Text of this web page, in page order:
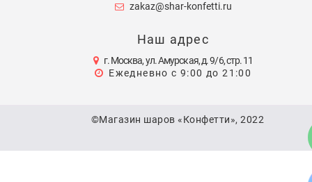
zakaz@shar-konfetti.ru
Наш адрес
г. Москва, ул. Амурская, д. 9/6, стр. 11
Ежедневно с 9:00 до 21:00
©Магазин шаров «Конфетти», 2022